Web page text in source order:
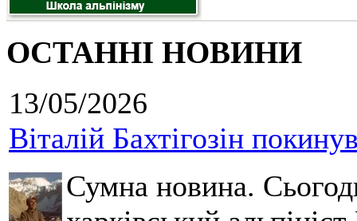
ОСТАННІ НОВИНИ
13/05/2026
Віталій Бахтігозін
Сумна новина.